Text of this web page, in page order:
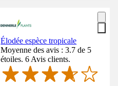
Élodée espèce tropicale
Moyenne des avis : 3.7 de 5
étoiles. 6 Avis clients.